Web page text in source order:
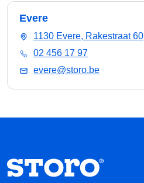
Evere
1130 Evere, Rakestraat 60
02 456 17 97
evere@storo.be